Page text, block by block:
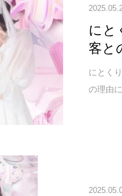
にと
客と
にとく
の理由